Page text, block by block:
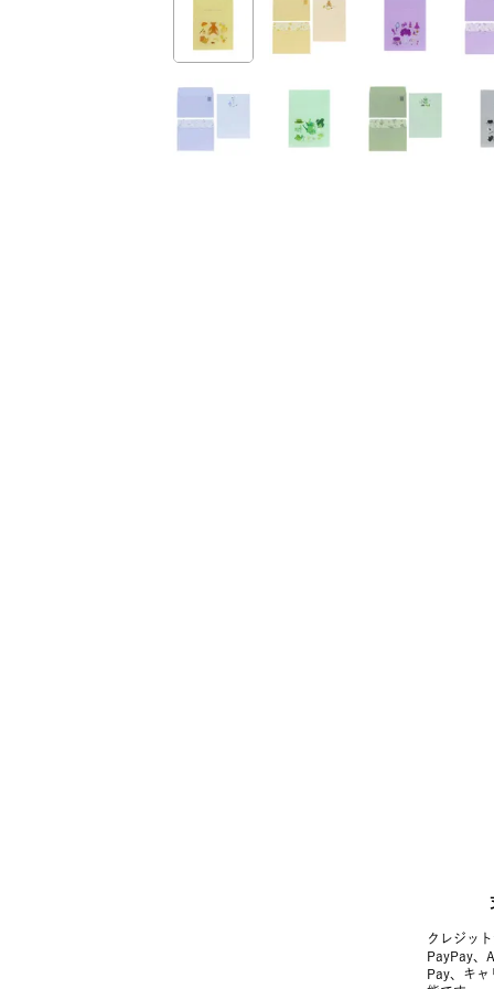
クレジッ
PayPay、
Pay、キャ